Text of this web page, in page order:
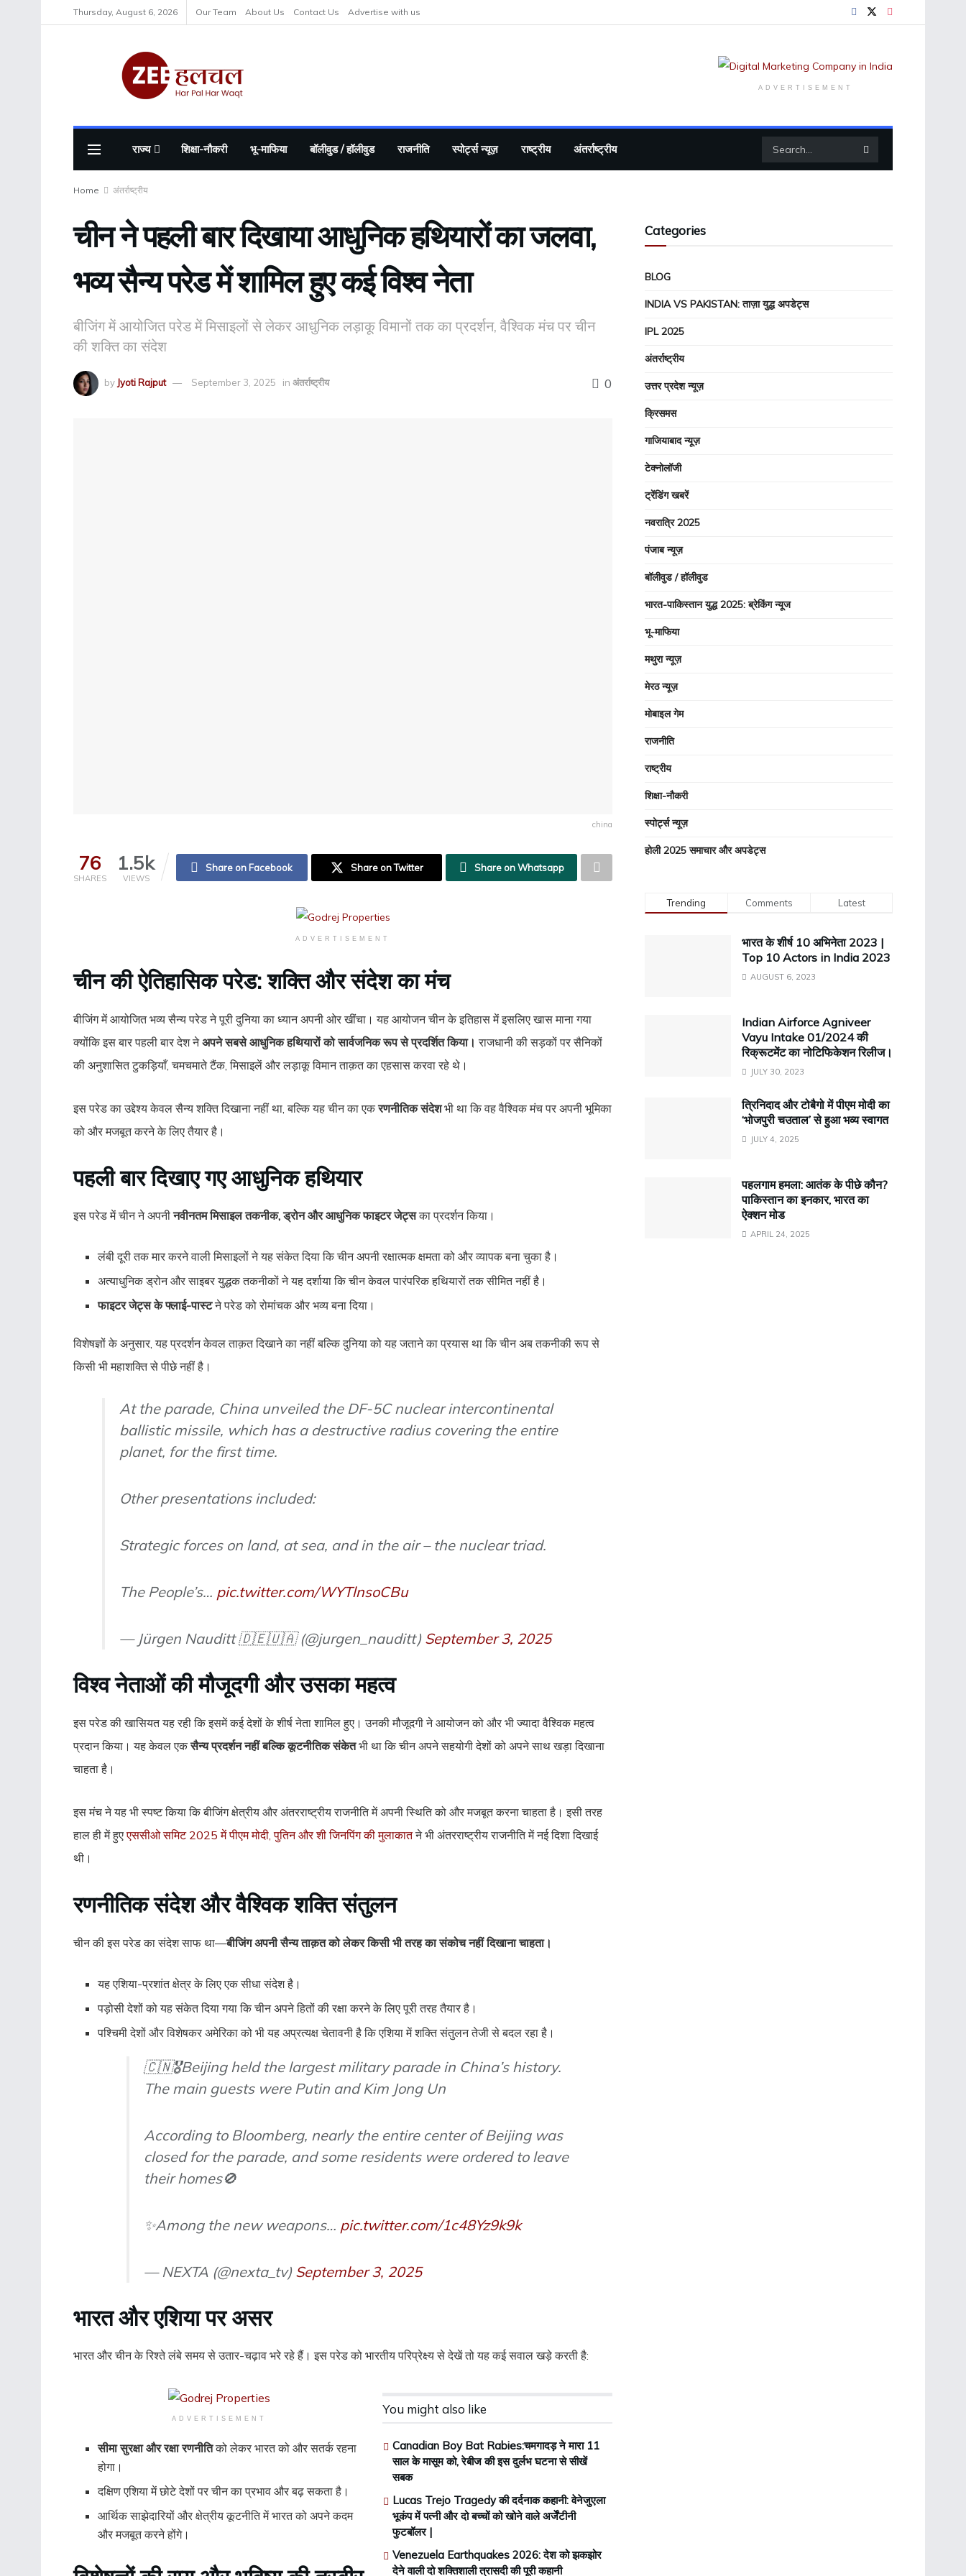
Thursday, August 6, 2026 Our Team About Us Contact Us Advertise with us
ADVERTISEMENT
राज्य शिक्षा-नौकरी भू-माफिया बॉलीवुड / हॉलीवुड राजनीति स्पोर्ट्स न्यूज़ राष्ट्रीय अंतर्राष्ट्रीय
Home अंतर्राष्ट्रीय
चीन ने पहली बार दिखाया आधुनिक हथियारों का जलवा,
भव्य सैन्य परेड में शामिल हुए कई विश्व नेता
बीजिंग में आयोजित परेड में मिसाइलों से लेकर आधुनिक लड़ाकू विमानों तक का प्रदर्शन, वैश्विक मंच पर चीन
की शक्ति का संदेश
by Jyoti Rajput September 3, 2025 in अंतर्राष्ट्रीय 0
china
76
SHARES
1.5k
VIEWS
Share on Facebook Share on Twitter Share on Whatsapp
ADVERTISEMENT
चीन की ऐतिहासिक परेड: शक्ति और संदेश का मंच
बीजिंग में आयोजित भव्य सैन्य परेड ने पूरी दुनिया का ध्यान अपनी ओर खींचा। यह आयोजन चीन के इतिहास में इसलिए खास माना गया
क्योंकि इस बार पहली बार देश नेअपने सबसे आधुनिक हथियारों को सार्वजनिक रूप से प्रदर्शित किया। राजधानी की सड़कों पर सैनिकों
की अनुशासित टुकड़ियाँ, चमचमाते टैंक, मिसाइलें और लड़ाकू विमान ताक़त का एहसास करवा रहे थे।
इस परेड का उद्देश्य केवल सैन्य शक्ति दिखाना नहीं था, बल्कि यह चीन का एकरणनीतिक संदेशभी था कि वह वैश्विक मंच पर अपनी भूमिका
को और मजबूत करने के लिए तैयार है।
पहली बार दिखाए गए आधुनिक हथियार
इस परेड में चीन ने अपनीनवीनतम मिसाइल तकनीक, ड्रोन और आधुनिक फाइटर जेट्सका प्रदर्शन किया।
लंबी दूरी तक मार करने वाली मिसाइलों ने यह संकेत दिया कि चीन अपनी रक्षात्मक क्षमता को और व्यापक बना चुका है।
अत्याधुनिक ड्रोन और साइबर युद्धक तकनीकों ने यह दर्शाया कि चीन केवल पारंपरिक हथियारों तक सीमित नहीं है।
फाइटर जेट्स के फ्लाई-पास्टने परेड को रोमांचक और भव्य बना दिया।
विशेषज्ञों के अनुसार, यह प्रदर्शन केवल ताक़त दिखाने का नहीं बल्कि दुनिया को यह जताने का प्रयास था कि चीन अब तकनीकी रूप से
किसी भी महाशक्ति से पीछे नहीं है।
At the parade, China unveiled the DF-5C nuclear intercontinental
ballistic missile, which has a destructive radius covering the entire
planet, for the first time.
Other presentations included:
Strategic forces on land, at sea, and in the air – the nuclear triad.
The People’s… pic.twitter.com/WYTlnsoCBu
— Jürgen Nauditt 🇩🇪🇺🇦 (@jurgen_nauditt) September 3, 2025
विश्व नेताओं की मौजूदगी और उसका महत्व
इस परेड की खासियत यह रही कि इसमें कई देशों के शीर्ष नेता शामिल हुए। उनकी मौजूदगी ने आयोजन को और भी ज्यादा वैश्विक महत्व
प्रदान किया। यह केवल एकसैन्य प्रदर्शन नहीं बल्कि कूटनीतिक संकेतभी था कि चीन अपने सहयोगी देशों को अपने साथ खड़ा दिखाना
चाहता है।
इस मंच ने यह भी स्पष्ट किया कि बीजिंग क्षेत्रीय और अंतरराष्ट्रीय राजनीति में अपनी स्थिति को और मजबूत करना चाहता है। इसी तरह
हाल ही में हुए एससीओ समिट 2025 में पीएम मोदी, पुतिन और शी जिनपिंग की मुलाकातने भी अंतरराष्ट्रीय राजनीति में नई दिशा दिखाई
थी।
रणनीतिक संदेश और वैश्विक शक्ति संतुलन
चीन की इस परेड का संदेश साफ था—बीजिंग अपनी सैन्य ताक़त को लेकर किसी भी तरह का संकोच नहीं दिखाना चाहता।
यह एशिया-प्रशांत क्षेत्र के लिए एक सीधा संदेश है।
पड़ोसी देशों को यह संकेत दिया गया कि चीन अपने हितों की रक्षा करने के लिए पूरी तरह तैयार है।
पश्चिमी देशों और विशेषकर अमेरिका को भी यह अप्रत्यक्ष चेतावनी है कि एशिया में शक्ति संतुलन तेजी से बदल रहा है।
🇨🇳🎖️Beijing held the largest military parade in China’s history.
The main guests were Putin and Kim Jong Un
According to Bloomberg, nearly the entire center of Beijing was
closed for the parade, and some residents were ordered to leave
their homes🚫
✨Among the new weapons… pic.twitter.com/1c48Yz9k9k
— NEXTA (@nexta_tv) September 3, 2025
भारत और एशिया पर असर
भारत और चीन के रिश्ते लंबे समय से उतार-चढ़ाव भरे रहे हैं। इस परेड को भारतीय परिप्रेक्ष्य से देखें तो यह कई सवाल खड़े करती है:
You might also like
Canadian Boy Bat Rabies:चमगादड़ ने मारा 11
साल के मासूम को, रेबीज की इस दुर्लभ घटना से सीखें
सबक
Lucas Trejo Tragedy की दर्दनाक कहानी: वेनेजुएला
भूकंप में पत्नी और दो बच्चों को खोने वाले अर्जेंटीनी
फुटबॉलर |
Venezuela Earthquakes 2026: देश को झकझोर
देने वाली दो शक्तिशाली त्रासदी की पूरी कहानी
ADVERTISEMENT
सीमा सुरक्षा और रक्षा रणनीतिको लेकर भारत को और सतर्क रहना
होगा।
दक्षिण एशिया में छोटे देशों पर चीन का प्रभाव और बढ़ सकता है।
आर्थिक साझेदारियों और क्षेत्रीय कूटनीति में भारत को अपने कदम
और मजबूत करने होंगे।
Categories
BLOG
INDIA VS PAKISTAN: ताज़ा युद्ध अपडेट्स
IPL 2025
अंतर्राष्ट्रीय
उत्तर प्रदेश न्यूज़
क्रिसमस
गाजियाबाद न्यूज़
टेक्नोलॉजी
ट्रेंडिंग खबरें
नवरात्रि 2025
पंजाब न्यूज़
बॉलीवुड / हॉलीवुड
भारत-पाकिस्तान युद्ध 2025: ब्रेकिंग न्यूज
भू-माफिया
मथुरा न्यूज़
मेरठ न्यूज़
मोबाइल गेम
राजनीति
राष्ट्रीय
शिक्षा-नौकरी
स्पोर्ट्स न्यूज़
होली 2025 समाचार और अपडेट्स
Trending Comments Latest
भारत के शीर्ष 10 अभिनेता 2023 |
Top 10 Actors in India 2023
AUGUST 6, 2023
Indian Airforce Agniveer
Vayu Intake 01/2024 की
रिक्रूटमेंट का नोटिफिकेशन रिलीज।
JULY 30, 2023
त्रिनिदाद और टोबैगो में पीएम मोदी का
‘भोजपुरी चउताल’ से हुआ भव्य स्वागत
JULY 4, 2025
पहलगाम हमला: आतंक के पीछे कौन?
पाकिस्तान का इनकार, भारत का
ऐक्शन मोड
APRIL 24, 2025